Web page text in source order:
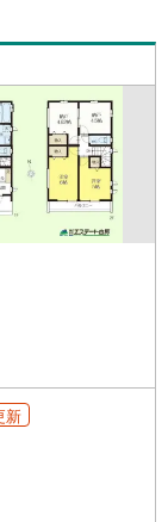
新